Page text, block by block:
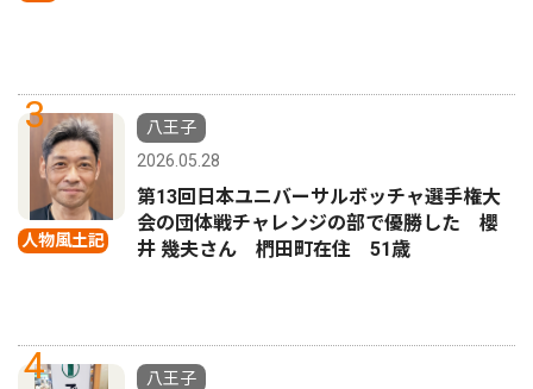
3
人物風土記
八王子
2026.05.28
第13回日本ユニバーサルボッチャ選手権大
会の団体戦チャレンジの部で優勝した 櫻
井 幾夫さん 椚田町在住 51歳
4
八王子